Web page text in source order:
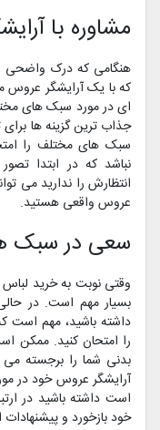
مشاوره با
هنگامی که درک واضحی
که با یک آرایشگر
ای در مورد سبک های
جذاب ترین گزینه ها برای
سبک های مختلف را
نباشد که در ابتدا
انتظارش را ندارید می
عروس واقعی هستید.
سعی در سبک
وقتی نوبت به خرید
بسیار مهم است. در
داشته باشید، مهم است
را امتحان کنید. ممکن
بدنی شما را برجسته
آرایشگر عروس خود در
است داشته باشید در
خود بازخورد و